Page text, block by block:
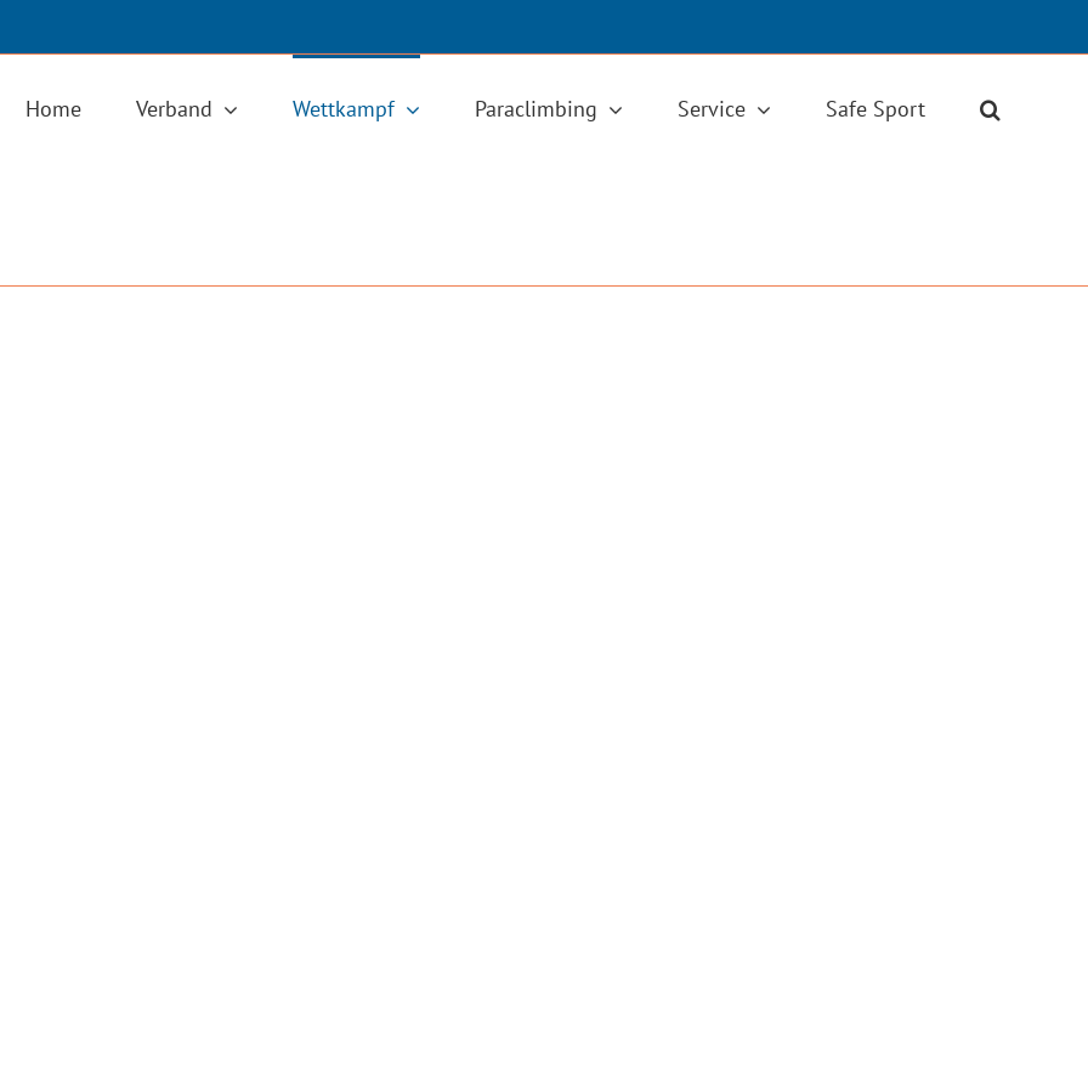
Home Verband Wettkampf Paraclimbing Service Safe Sport